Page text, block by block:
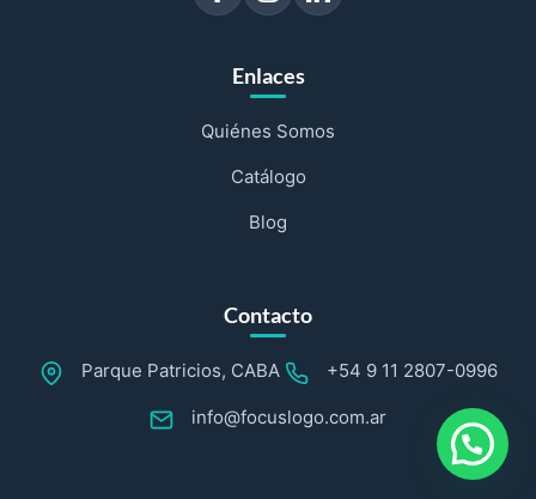
Enlaces
Quiénes Somos
Catálogo
Blog
Contacto
Parque Patricios, CABA +54 9 11 2807-0996
info@focuslogo.com.ar